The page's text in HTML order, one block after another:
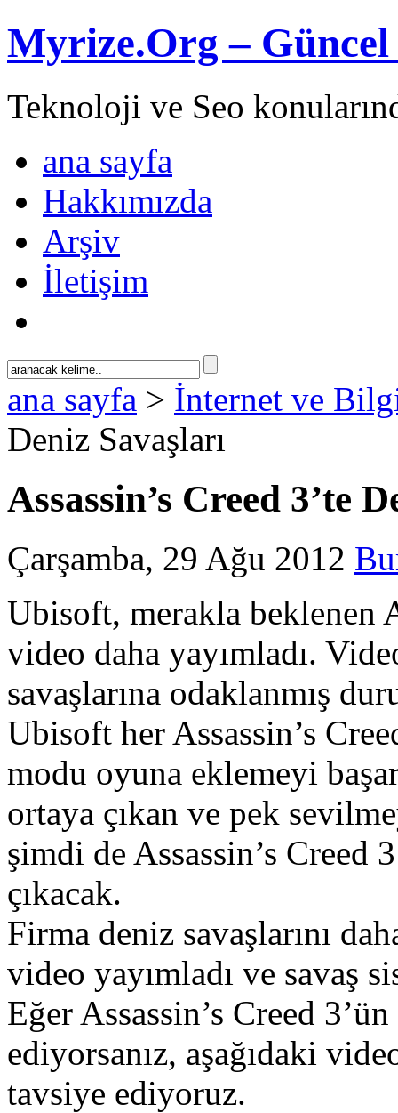
Myrize.Org – Güncel
Teknoloji ve Seo
ana sayfa
Hakkımızda
Arşiv
İletişim
ana sayfa > İnternet ve
Deniz Savaşları
Assassin’s Creed 3’te
Çarşamba, 29 Ağu 2012
Ubisoft, merakla beklenen
video daha yayımladı.
savaşlarına odaklanmış
Ubisoft her Assassin’s
modu oyuna eklemeyi
ortaya çıkan ve pek
şimdi de Assassin’s Creed
çıkacak.
Firma deniz savaşlarını
video yayımladı ve savaş
Eğer Assassin’s Creed
ediyorsanız, aşağıdaki
tavsiye ediyoruz.